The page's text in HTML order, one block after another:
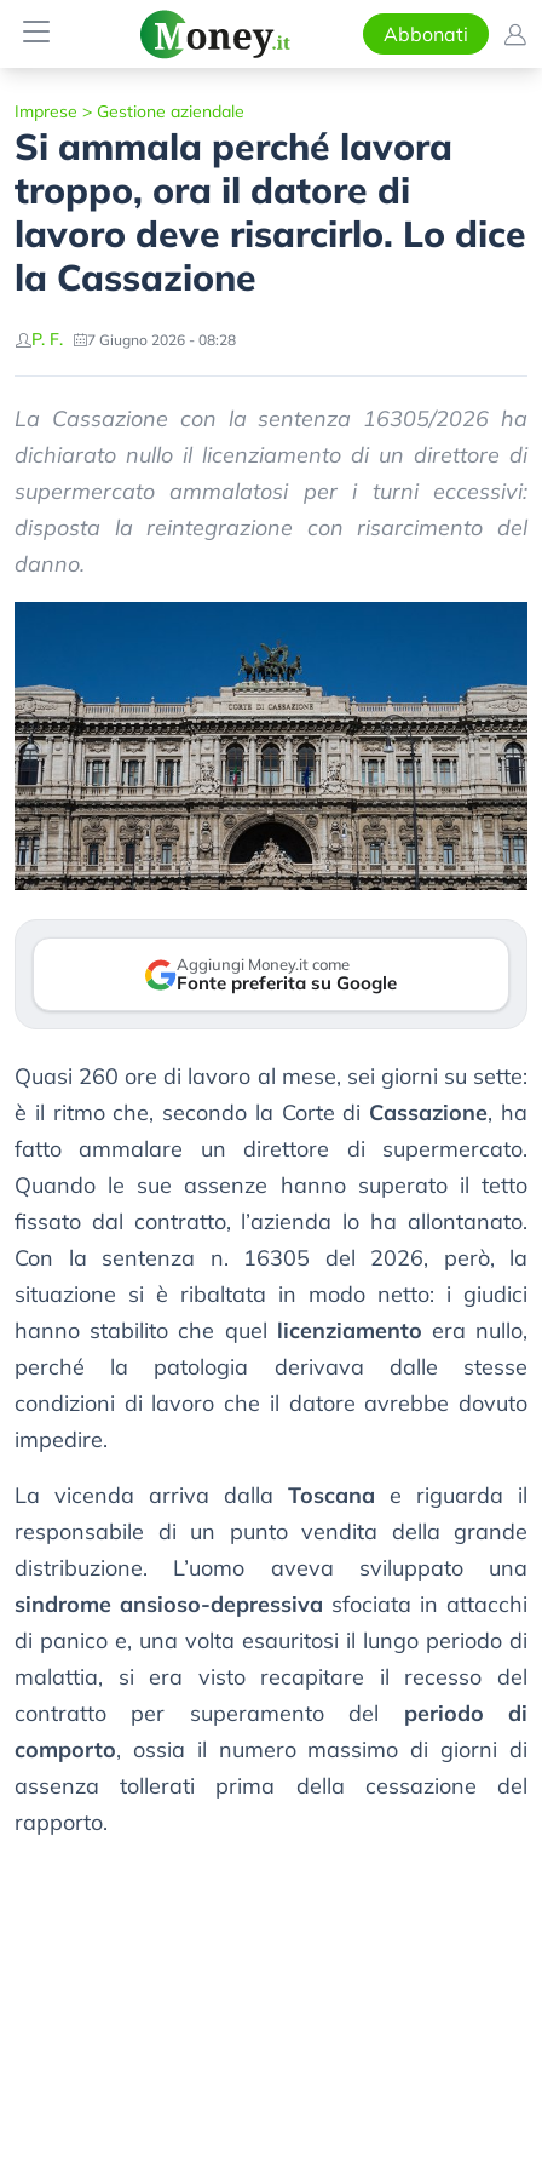
Abbonati
Imprese > Gestione aziendale
Si ammala perché lavora
troppo, ora il datore di
lavoro deve risarcirlo. Lo dice
la Cassazione
P. F. 7 Giugno 2026 - 08:28
La Cassazione con la sentenza 16305/2026 ha
dichiarato nullo il licenziamento di un direttore di
supermercato ammalatosi per i turni eccessivi:
disposta la reintegrazione con risarcimento del
danno.
Aggiungi Money.it come
Fonte preferita su Google
Quasi 260 ore di lavoro al mese, sei giorni su sette:
è il ritmo che, secondo la Corte di Cassazione, ha
fatto ammalare un direttore di supermercato.
Quando le sue assenze hanno superato il tetto
fissato dal contratto, l’azienda lo ha allontanato.
Con la sentenza n. 16305 del 2026, però, la
situazione si è ribaltata in modo netto: i giudici
hanno stabilito che quel licenziamento era nullo,
perché la patologia derivava dalle stesse
condizioni di lavoro che il datore avrebbe dovuto
impedire.
La vicenda arriva dalla Toscana e riguarda il
responsabile di un punto vendita della grande
distribuzione. L’uomo aveva sviluppato una
sindrome ansioso-depressiva sfociata in attacchi
di panico e, una volta esauritosi il lungo periodo di
malattia, si era visto recapitare il recesso del
contratto per superamento del periodo di
comporto, ossia il numero massimo di giorni di
assenza tollerati prima della cessazione del
rapporto.